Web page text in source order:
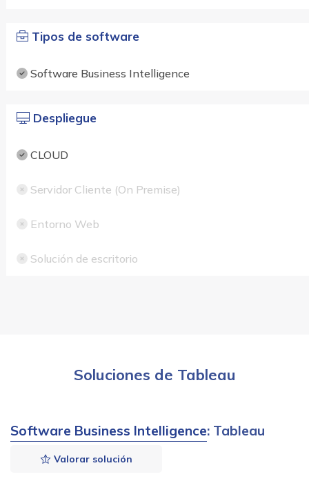
Tipos de software
Software Business Intelligence
Despliegue
CLOUD
Servidor Cliente (On Premise)
Entorno Web
Solución de escritorio
Soluciones de Tableau
Software Business Intelligence: Tableau
Valorar solución